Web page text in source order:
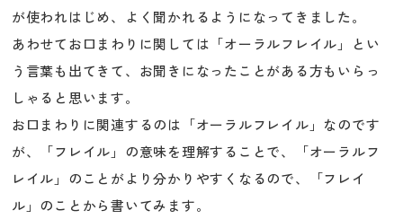
が使われはじめ、よく聞かれるようになってきました。
あわせてお口まわりに関しては「オーラルフレイル」とい
う言葉も出てきて、お聞きになったことがある方もいらっ
しゃると思います。
お口まわりに関連するのは「オーラルフレイル」なのです
が、「フレイル」の意味を理解することで、「オーラルフ
レイル」のことがより分かりやすくなるので、「フレイ
ル」のことから書いてみます。